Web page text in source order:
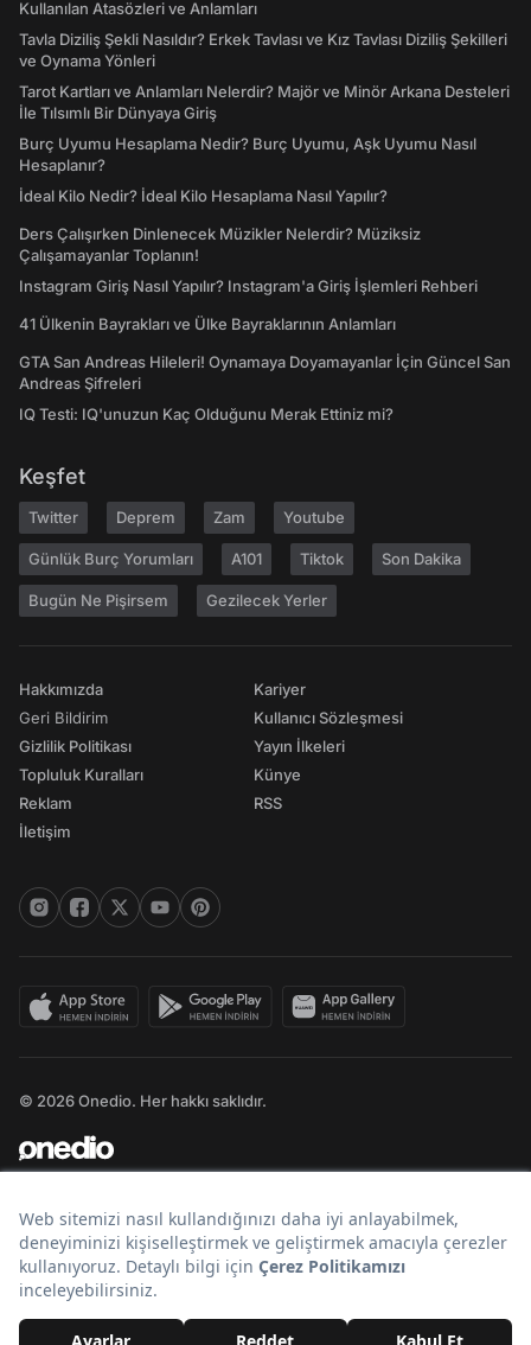
Kullanılan Atasözleri ve Anlamları
Tavla Diziliş Şekli Nasıldır? Erkek Tavlası ve Kız Tavlası Diziliş Şekilleri
ve Oynama Yönleri
Tarot Kartları ve Anlamları Nelerdir? Majör ve Minör Arkana Desteleri
İle Tılsımlı Bir Dünyaya Giriş
Burç Uyumu Hesaplama Nedir? Burç Uyumu, Aşk Uyumu Nasıl
Hesaplanır?
İdeal Kilo Nedir? İdeal Kilo Hesaplama Nasıl Yapılır?
Ders Çalışırken Dinlenecek Müzikler Nelerdir? Müziksiz
Çalışamayanlar Toplanın!
Instagram Giriş Nasıl Yapılır? Instagram'a Giriş İşlemleri Rehberi
41 Ülkenin Bayrakları ve Ülke Bayraklarının Anlamları
GTA San Andreas Hileleri! Oynamaya Doyamayanlar İçin Güncel San
Andreas Şifreleri
IQ Testi: IQ'unuzun Kaç Olduğunu Merak Ettiniz mi?
Keşfet
Twitter Deprem Zam Youtube
Günlük Burç Yorumları A101 Tiktok Son Dakika
Bugün Ne Pişirsem Gezilecek Yerler
Hakkımızda
Geri Bildirim
Gizlilik Politikası
Topluluk Kuralları
Reklam
İletişim
Kariyer
Kullanıcı Sözleşmesi
Yayın İlkeleri
Künye
RSS
© 2026 Onedio. Her hakkı saklıdır.
Bir markasıdır.